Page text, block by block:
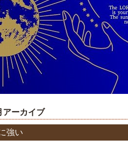
アーカイブ
強い